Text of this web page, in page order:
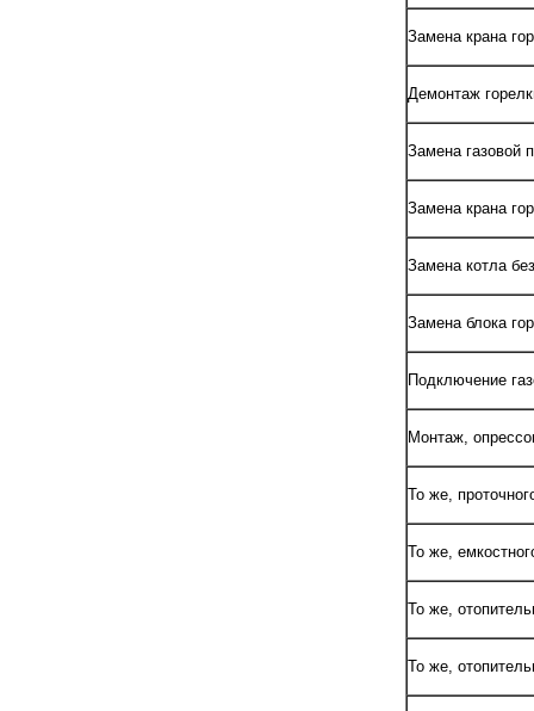
Замена крана
Демонтаж
Замена газовой
Замена крана
Замена котла
Замена блока
Подключение
Монтаж,
То же,
То же,
То же,
То же,